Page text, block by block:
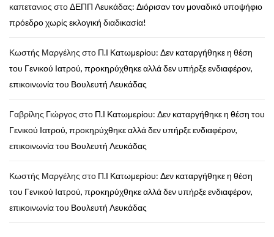
καπετανιος στοΔΕΠΠ Λευκάδας: Διόρισαν τον μοναδικό υποψήφιο
πρόεδρο χωρίς εκλογική διαδικασία!
Κωστής Μαργέλης στο Π.Ι Κατωμερίου: Δεν καταργήθηκε η θέση
του Γενικού Ιατρού, προκηρύχθηκε αλλά δεν υπήρξε ενδιαφέρον,
επικοινωνία του Βουλευτή Λευκάδας
Γαβρίλης Γιώργος στο Π.Ι Κατωμερίου: Δεν καταργήθηκε η θέση του
Γενικού Ιατρού, προκηρύχθηκε αλλά δεν υπήρξε ενδιαφέρον,
επικοινωνία του Βουλευτή Λευκάδας
Κωστής Μαργέλης στο Π.Ι Κατωμερίου: Δεν καταργήθηκε η θέση
του Γενικού Ιατρού, προκηρύχθηκε αλλά δεν υπήρξε ενδιαφέρον,
επικοινωνία του Βουλευτή Λευκάδας